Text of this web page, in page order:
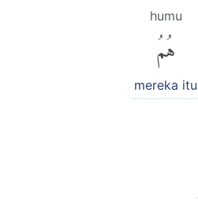
humu
هُمُ
mereka itu